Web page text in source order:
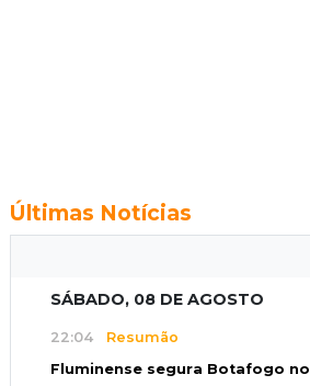
Últimas Notícias
SÁBADO, 08 DE AGOSTO
22:04 Resumão
Fluminense segura Botafogo no